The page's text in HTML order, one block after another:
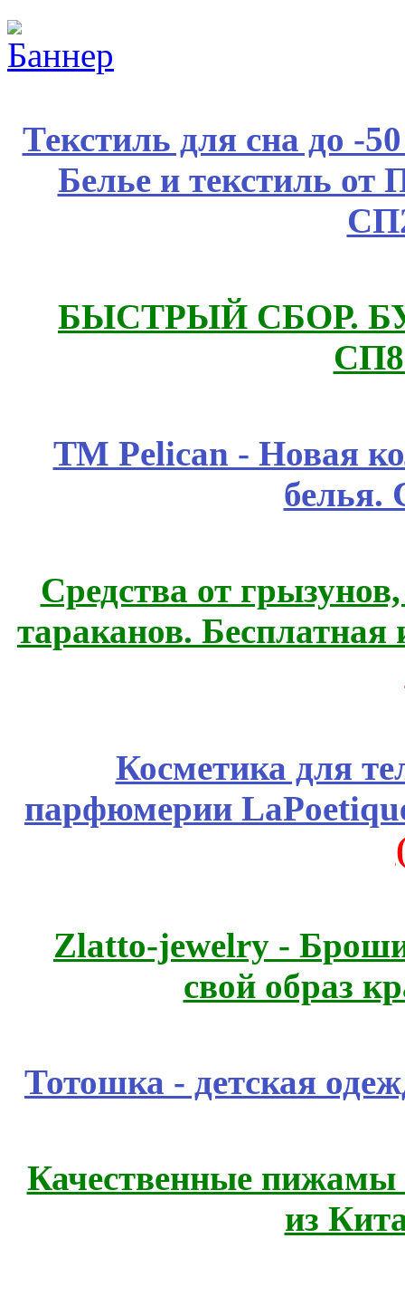
Текстиль для сна до
Белье и текстиль от
БЫСТРЫЙ СБОР.
ТМ Pelican - Новая
белья.
Средства от
тараканов.
Косметика для
парфюмерии
Zlatto-jewelry -
свой образ
Тотошка - детская
Качественные пижамы
из